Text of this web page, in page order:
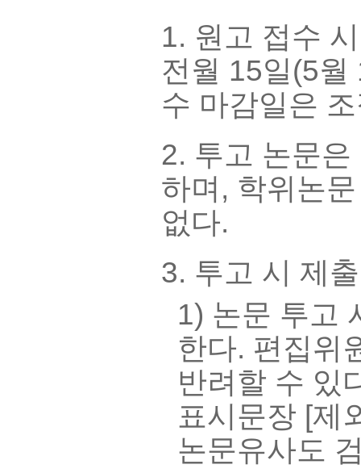
1. 원고 접수
전월 15일(5월
수 마감일은
2. 투고 논문
하며, 학위논
없다.
3. 투고 시 제
1) 논문 투고
한다. 편집위
반려할 수 있
표시문장 [제
논문유사도